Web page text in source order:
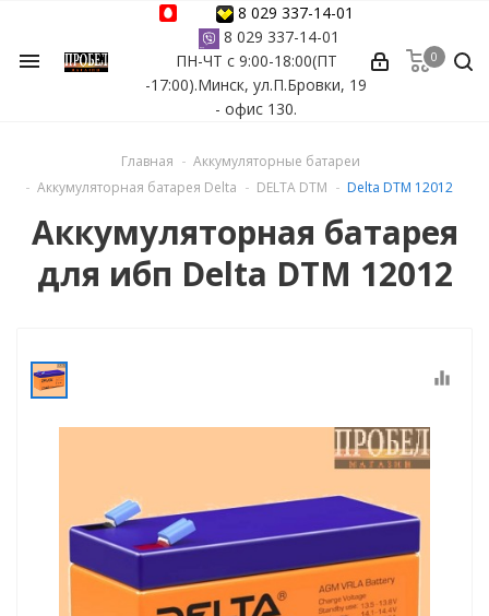
menu
8 029 337-14-01
8 029 337-14-01
ПН-ЧТ с 9:00-18:00(ПТ
-17:00).Минск, ул.П.Бровки, 19
- офис 130.
бассейнов
0
Главная
Аккумуляторные батареи
Аккумуляторная батарея Delta
DELTA DTM Delta DTM 12012
Аккумуляторная батарея
для ибп Delta DTM 12012
equalizer